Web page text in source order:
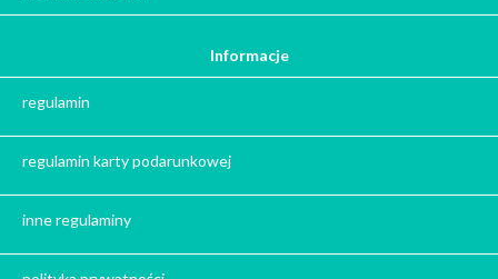
Ile gram ma łyżeczka do herbaty?
Prezent na święta
Prezent dla chłopaka na święta
Informacje
regulamin
regulamin karty podarunkowej
inne regulaminy